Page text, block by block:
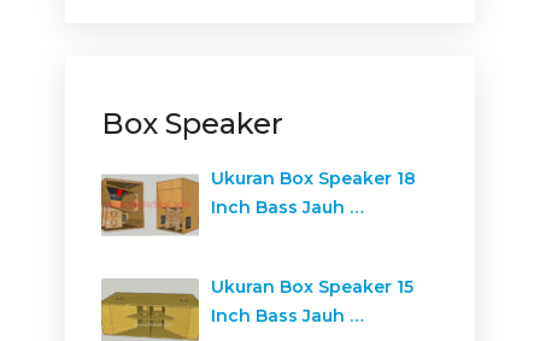
Box Speaker
Ukuran Box Speaker 18
Inch Bass Jauh …
Ukuran Box Speaker 15
Inch Bass Jauh …